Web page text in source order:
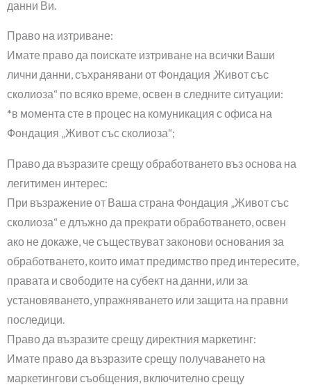
данни Ви.
Право на изтриване:
Имате право да поискате изтриване на всички Ваши
лични данни, съхранявани от Фондация ‚Живот със
сколиоза“ по всяко време, освен в следните ситуации:
*в момента сте в процес на комуникация с офиса на
Фондация „Живот със сколиоза“;
Право да възразите срещу обработването въз основа на
легитимен интерес:
При възражение от Ваша страна Фондация „Живот със
сколиоза“ е длъжно да прекрати обработването, освен
ако не докаже, че съществуват законови основания за
обработването, които имат предимство пред интересите,
правата и свободите на субект на данни, или за
установяването, упражняването или защита на правни
последици.
Право да възразите срещу директния маркетинг:
Имате право да възразите срещу получаването на
маркетингови съобщения, включително срещу